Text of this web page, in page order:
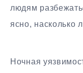
людям
ясно, насколько
Ночная